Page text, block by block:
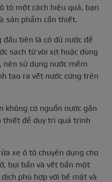
tô một cách hiệu quả, bạn
sản phẩm cần thiết.
tiên là có đủ nước để
sạch từ vòi xịt hoặc dùng
nên sử dụng nước mềm
tạo ra vết nước cứng trên
không có nguồn nước gần
thiết để duy trì quá trình
xe ô tô chuyên dụng cho
bụi bẩn và vết bẩn một
phù hợp với bề mặt và